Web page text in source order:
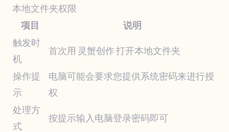
本地文件夹权限
项目
说明
触发时
机
首次用 灵蟹创作 打开本地文件夹
操作提
示
电脑可能会要求您提供系统密码来进行授
权
处理方
式
按提示输入电脑登录密码即可